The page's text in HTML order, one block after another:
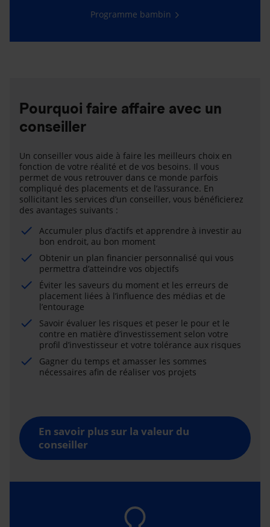
Programme bambin
Pourquoi faire affaire avec un
conseiller
Un conseiller vous aide à faire les meilleurs choix en
fonction de votre réalité et de vos besoins. Il vous
permet de vous retrouver dans ce monde parfois
compliqué des placements et de l’assurance. En
sollicitant les services d’un conseiller, vous bénéficierez
des avantages suivants :
Accumuler plus d’actifs et apprendre à investir au
bon endroit, au bon moment
Obtenir un plan financier personnalisé qui vous
permettra d’atteindre vos objectifs
Éviter les saveurs du moment et les erreurs de
placement liées à l’influence des médias et de
l’entourage
Savoir évaluer les risques et peser le pour et le
contre en matière d’investissement selon votre
profil d’investisseur et votre tolérance aux risques
Gagner du temps et amasser les sommes
nécessaires afin de réaliser vos projets
En savoir plus sur la valeur du
conseiller